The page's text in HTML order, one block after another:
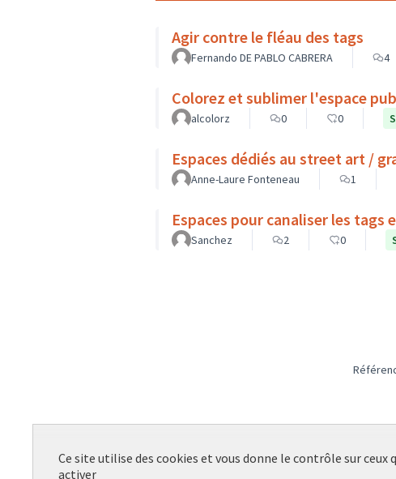
Agir contre le fléau des tags
Fernando DE PABLO CABRERA 4
Colorez et sublimer l'espace
alcolorz 0 0
Espaces dédiés au street art /
Anne-Laure Fonteneau 1
Espaces pour canaliser les tags
Sanchez 2 0
Ce site utilise des cookies et vous donne le contrôle sur ceux
activer